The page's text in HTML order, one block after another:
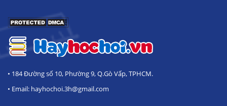
• 184 Đường số 10, Phường 9, Q.Gò Vấp, TPHCM.
• Email: hayhochoi.3h@gmail.com